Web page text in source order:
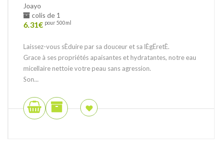
Joayo
colis de 1
6.31€ pour 500ml
Laissez-vous sÈduire par sa douceur et sa lÈgËretÈ.
Grace à ses propriétés apaisantes et hydratantes, notre eau
micellaire nettoie votre peau sans agression.
Son...